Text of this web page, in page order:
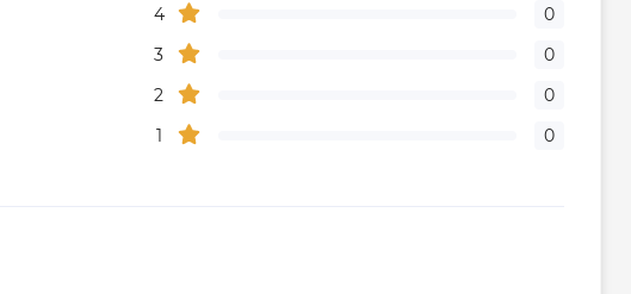
пластикові кути; самоусаджувальна
4
0
3
0
2
0
1
0